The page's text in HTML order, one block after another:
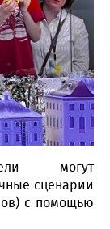
могут
сценарии
с помощью